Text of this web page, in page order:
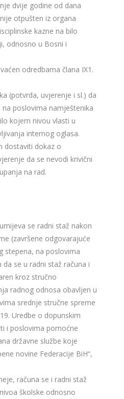
dvije godine od dana
otpušten iz organa
kazne na bilo
odnosno u Bosni i
odredbama člana IX1.
(potvrda, uvjerenje i sl.) da
poslovima namještenika
kojem nivou vlasti u
internog oglasa.
dostaviti dokaz o
da se nevodi krivični
na rad.
se radni staž nakon
(završene odgovarajuće
stepena, na poslovima
se u radni staž računa i
kroz stručno
radnog odnosa obavljen u
srednje stručne spreme
Uredbe o dopunskim
i poslovima pomoćne
državne službe koje
novine Federacije BiH“,
računa se i radni staž
školske odnosno